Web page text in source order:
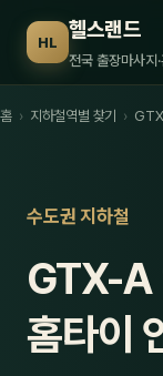
HL 헬스랜드
전국 출장마사지
홈 › 지하철역별 찾기 ›
수도권 지하철
GTX-A
홈타이